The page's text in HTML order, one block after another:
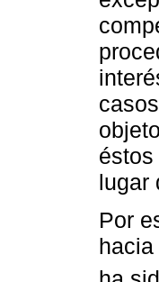
lugar
Por